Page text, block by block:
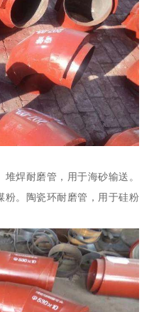
焊耐磨管，用于海砂输送。
粉。陶瓷环耐磨管，用于硅粉